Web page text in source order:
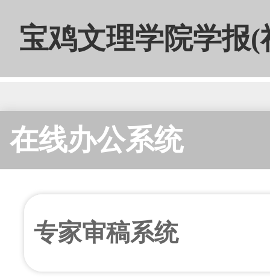
宝鸡文理学院学报
在线办公系统
专家审稿系统